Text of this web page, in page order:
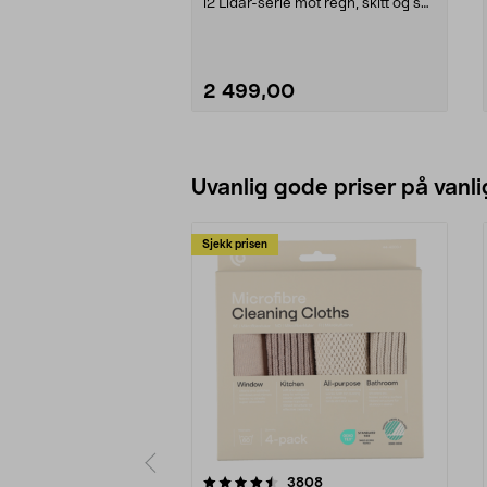
i2 Lidar-serie mot regn, skitt og sol.
2 499,00
Uvanlig gode priser på
Sjekk prisen
3808anmeldelser
4.5av 5 stjerner